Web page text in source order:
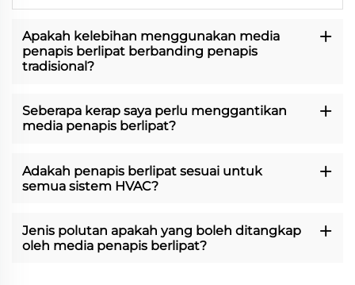
Apakah kelebihan menggunakan media
penapis berlipat berbanding penapis
tradisional?
Seberapa kerap saya perlu menggantikan
media penapis berlipat?
Adakah penapis berlipat sesuai untuk
semua sistem HVAC?
Jenis polutan apakah yang boleh ditangkap
oleh media penapis berlipat?